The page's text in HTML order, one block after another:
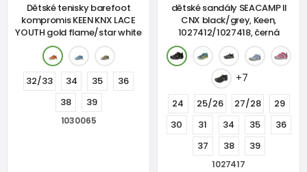
Dětské tenisky barefoot
kompromis KEEN KNX LACE
YOUTH gold flame/star white
32/33 34 35
36
38
39
1030065
dětské sandály SEACAMP II
CNX black/grey, Keen,
1027412/1027418, černá
+7
24 25/26 27/28
29
30
31 34 35
36
37
38 39
1027417